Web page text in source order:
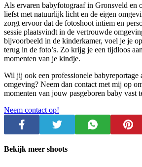
Als ervaren babyfotograaf in Gronsveld en
liefst met natuurlijk licht en de eigen
zorgt ervoor dat de fotoshoot intiem en
sessie plaatsvindt in de vertrouwde
bijvoorbeeld in de kinderkamer, voel je je
terug in de foto’s. Zo krijg je een tijdloos
momenten van je kindje.
Wil jij ook een professionele
omgeving? Neem dan contact met mij op
momenten van jouw pasgeboren baby vast
Neem contact op!
Bekijk meer shoots